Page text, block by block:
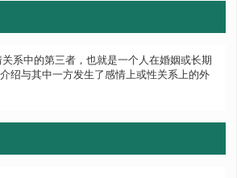
系中的第三者，也就是一个人在婚姻或长期
绍与其中一方发生了感情上或性关系上的外